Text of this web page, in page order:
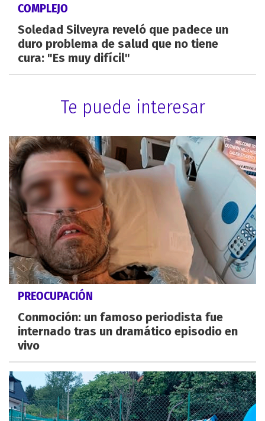
COMPLEJO
Soledad Silveyra reveló que padece un
duro problema de salud que no tiene
cura: "Es muy difícil"
Te puede interesar
PREOCUPACIÓN
Conmoción: un famoso periodista fue
internado tras un dramático episodio en
vivo